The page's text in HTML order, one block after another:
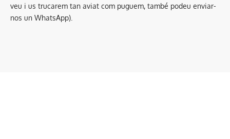
veu i us trucarem tan aviat com puguem, també podeu enviar-
nos un WhatsApp).